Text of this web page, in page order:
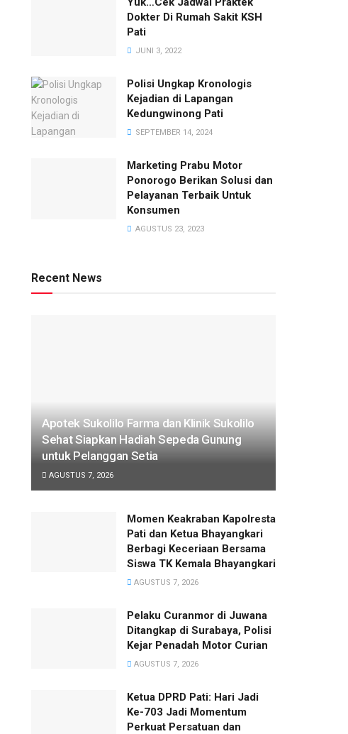
Dokter Di Rumah Sakit KSH
Pati
JUNI 3, 2022
Polisi Ungkap Kronologis
Kejadian di Lapangan
Kedungwinong Pati
SEPTEMBER 14, 2024
Marketing Prabu Motor
Ponorogo Berikan Solusi dan
Pelayanan Terbaik Untuk
Konsumen
AGUSTUS 23, 2023
Recent News
Apotek Sukolilo Farma dan Klinik Sukolilo
Sehat Siapkan Hadiah Sepeda Gunung
untuk Pelanggan Setia
AGUSTUS 7, 2026
Momen Keakraban Kapolresta
Pati dan Ketua Bhayangkari
Berbagi Keceriaan Bersama
Siswa TK Kemala Bhayangkari
AGUSTUS 7, 2026
Pelaku Curanmor di Juwana
Ditangkap di Surabaya, Polisi
Kejar Penadah Motor Curian
AGUSTUS 7, 2026
Ketua DPRD Pati: Hari Jadi
Ke-703 Jadi Momentum
Perkuat Persatuan dan